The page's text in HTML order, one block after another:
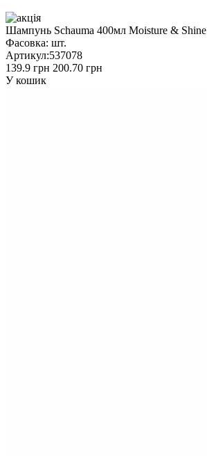
Шампунь Schauma 400мл Moisture & Shine
Фасовка: шт.
Артикул:537078
139.9 грн 200.70 грн
У кошик